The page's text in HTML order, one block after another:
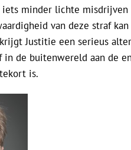
minder lichte misdrijven
van deze straf
Justitie een serieus
in de buitenwereld aan de
is.